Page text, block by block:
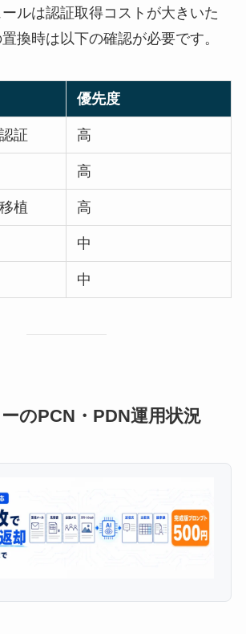
ルは認証取得コストが大きいた
換時は以下の確認が必要です。
優先度
証 高
高
植 高
中
中
のPCN・PDN運用状況